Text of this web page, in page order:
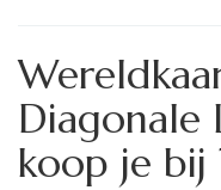
Diagonale
koop je bij